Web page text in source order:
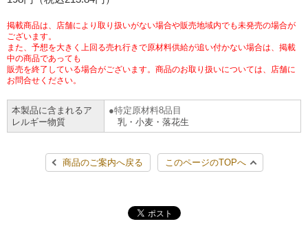
ニンテンドー・ダウンロードカード
スキャン
ファクス
チケット
プリペイドサービス
スポーツ振興くじ
セブン銀行ATM
ご利用可能なお支払い方法
スマホプリペイド
レジでApple Accountにチャージ
オンラインフォトサービス
イープラス
JTB
セブンネットショッピング
貸借対照表・損益計算書
沿革
国内店舗数
データで見るセブン‐イレブン
サステナビリティ推進体制
GREEN CHALLENGE 2050
4VISIONS
店舗検索
お問い合わせ
Language
English (Corporate)
English (Services)
中文[繁體字](服務)
掲載商品は、店舗により取り扱いがない場合や販売地域内でも未発売の場合が
ございます。
また、予想を大きく上回る売れ行きで原材料供給が追い付かない場合は、掲載
中の商品であっても
販売を終了している場合がございます。商品のお取り扱いについては、店舗に
お問合せください。
本製品に含まれるア
レルギー物質
特定原材料8品目
乳・小麦・落花生
商品のご案内へ戻る このページのTOPへ